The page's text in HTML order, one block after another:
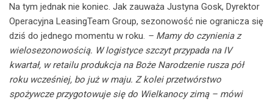
Na tym jednak nie koniec. Jak zauważa Justyna Gosk, Dyrektor
Operacyjna LeasingTeam Group, sezonowość nie ogranicza się
dziś do jednego momentu w roku. – Mamy do czynienia z
wielosezonowością. W logistyce szczyt przypada na IV
kwartał, w retailu produkcja na Boże Narodzenie rusza pół
roku wcześniej, bo już w maju. Z kolei przetwórstwo
spożywcze przygotowuje się do Wielkanocy zimą – mówi